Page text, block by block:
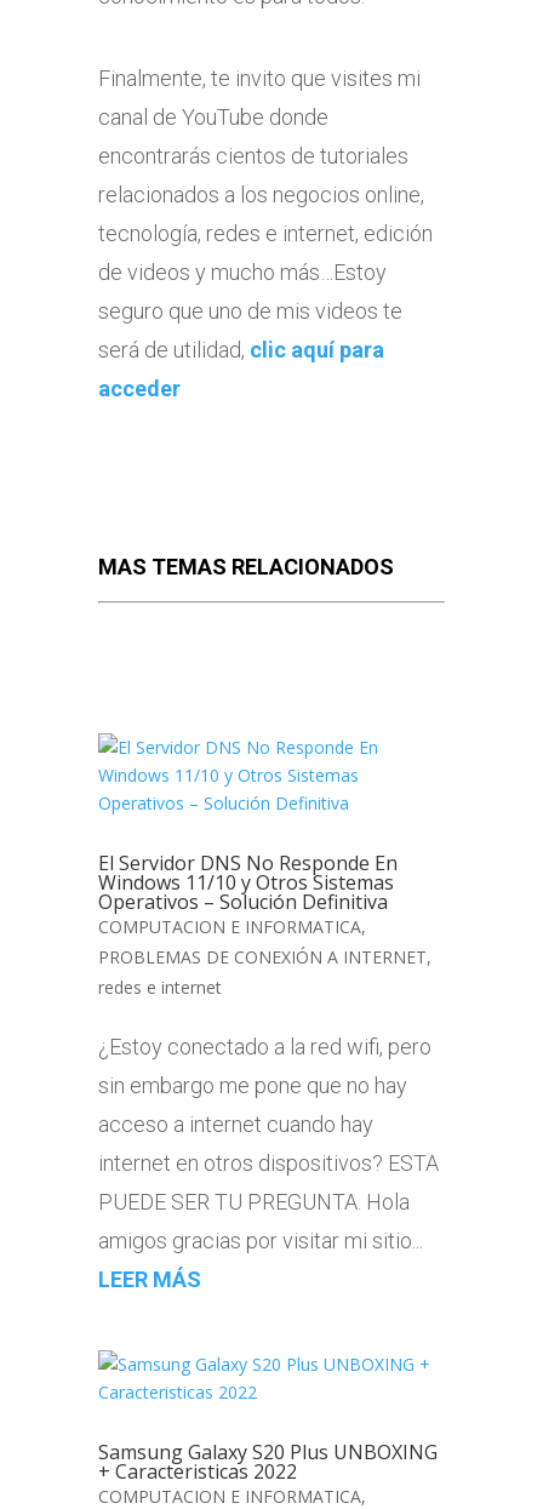
Finalmente, te invito que visites mi
canal de YouTube donde
encontrarás cientos de tutoriales
relacionados a los negocios online,
tecnología, redes e internet, edición
de videos y mucho más…Estoy
seguro que uno de mis videos te
será de utilidad, clic aquí para
acceder
MAS TEMAS RELACIONADOS
El Servidor DNS No Responde En
Windows 11/10 y Otros Sistemas
Operativos – Solución Definitiva
COMPUTACION E INFORMATICA,
PROBLEMAS DE CONEXIÓN A INTERNET,
redes e internet
¿Estoy conectado a la red wifi, pero
sin embargo me pone que no hay
acceso a internet cuando hay
internet en otros dispositivos? ESTA
PUEDE SER TU PREGUNTA. Hola
amigos gracias por visitar mi sitio...
LEER MÁS
Samsung Galaxy S20 Plus UNBOXING
+ Caracteristicas 2022
COMPUTACION E INFORMATICA,